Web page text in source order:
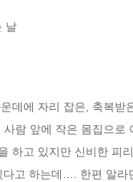
날
데에 자리 잡은, 축복받
사람 앞에 작은 몸집으로
하고 있지만 신비한 피
다고 하는데…. 한편 알